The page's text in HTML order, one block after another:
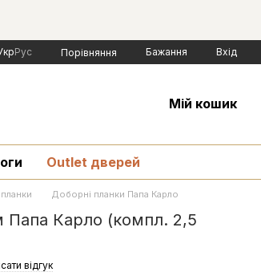
Рус Порівняння Бажання Вхід
Мій кошик
Outlet дверей
Доборні планки Папа Карло
Папа Карло (компл. 2,5
відгук